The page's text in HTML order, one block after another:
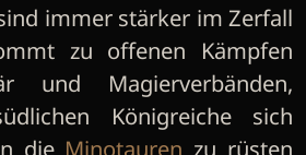
immer stärker im Zerfall
zu offenen Kämpfen
und Magierverbänden,
Königreiche sich
die Minotauren zu rüsten